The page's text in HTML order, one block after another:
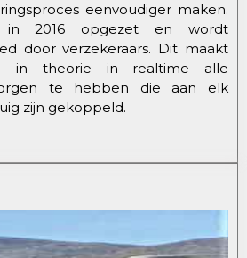
eenvoudiger maken.
in 2016 opgezet en wordt
door verzekeraars. Dit maakt
in theorie in realtime alle
te hebben die aan elk
zijn gekoppeld.